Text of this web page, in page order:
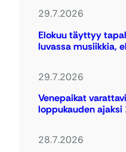
29.7.2026
Elokuu täyttyy
luvassa musiikkia,
29.7.2026
Venepaikat
loppukauden ajaksi
28.7.2026